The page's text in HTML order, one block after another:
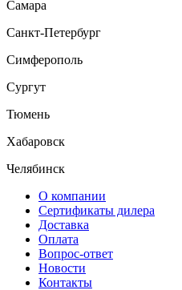
Самара
Санкт-Петербург
Симферополь
Сургут
Тюмень
Хабаровск
Челябинск
О компании
Сертификаты дилера
Доставка
Оплата
Вопрос-ответ
Новости
Контакты